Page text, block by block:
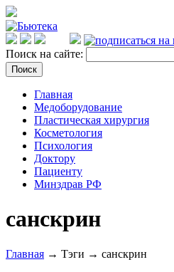
Поиск на сайте:
Главная
Медоборудование
Пластическая хирургия
Косметология
Психология
Доктору
Пациенту
Минздрав РФ
санскрин
Главная → Тэги → санскрин